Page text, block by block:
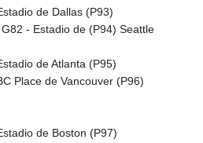
HRK 7.533599
HTG 150.927975
IDR
20624.533343
INR 109.715086
de Dallas (P93)
- Estadio de (P94) Seattle
de Atlanta (P95)
Place de Vancouver (P96)
de Boston (P97)